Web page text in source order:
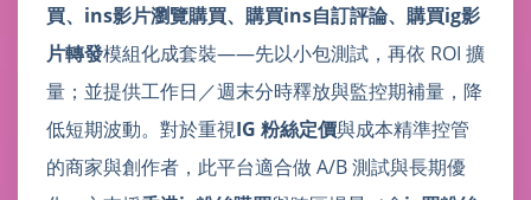
買、ins影片瀏覽購買、購買ins自訂評論、購買ig影
片轉發模組化成套裝——先以小包測試，再依 ROI 擴
量；並提供工作日／週末分時釋放與監控期補量，降
低短期波動。對於重視IG 粉絲定價與成本精準控管
的商家與創作者，此平台適合做 A/B 測試與長期優